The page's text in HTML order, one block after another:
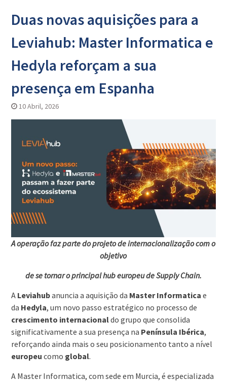
Duas novas aquisições para a
Leviahub: Master Informatica e
Hedyla reforçam a sua
presença em Espanha
10 Abril, 2026
A operação faz parte do projeto de internacionalização com o
objetivo
de se tornar o principal hub europeu de Supply Chain.
A Leviahubanuncia a aquisição da Master Informatica e
da Hedyla, um novo passo estratégico no processo de
crescimento internacionaldo grupo que consolida
significativamente a sua presença na Península Ibérica,
reforçando ainda mais o seu posicionamento tanto a nível
europeu como global.
A Master Informatica, com sede em Murcia, é especializada